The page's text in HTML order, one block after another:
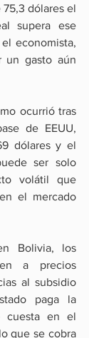
dólares el
supera ese
economista,
un gasto aún
ocurrió tras
de EEUU,
dólares y el
ser solo
volátil que
el mercado
Bolivia, los
a precios
al subsidio
paga la
cuesta en el
que se cobra